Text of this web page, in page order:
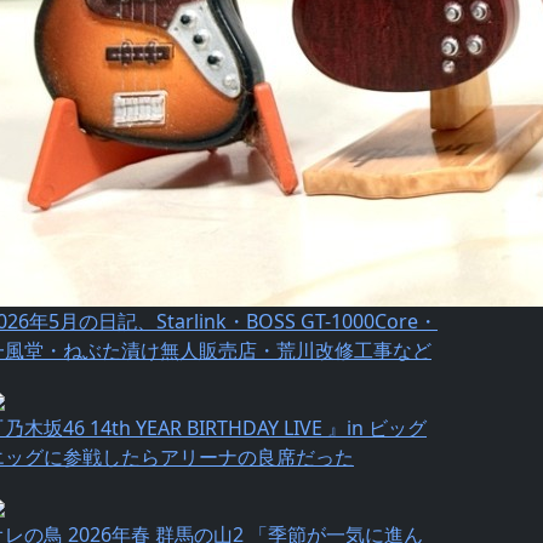
年5月の日記、Starlink・BOSS GT-1000Core・
風堂・ねぶた漬け無人販売店・荒川改修工事など
⽊坂46 14th YEAR BIRTHDAY LIVE 』in ビッグ
ッグに参戦したらアリーナの良席だった
レの鳥 2026年春 群馬の山2 「季節が一気に進ん